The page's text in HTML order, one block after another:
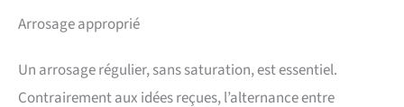
Arrosage approprié
Un arrosage régulier, sans saturation, est essentiel.
Contrairement aux idées reçues, l’alternance entre